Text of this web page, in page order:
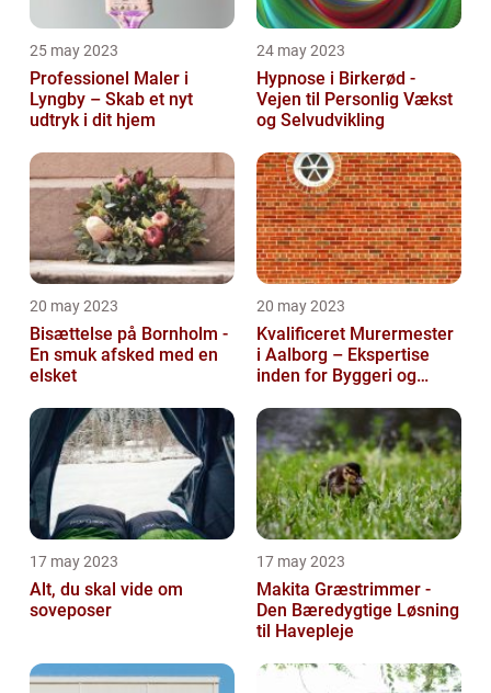
25 may 2023
Professionel Maler i
Lyngby – Skab et nyt
udtryk i dit hjem
24 may 2023
Hypnose i Birkerød -
Vejen til Personlig Vækst
og Selvudvikling
20 may 2023
Bisættelse på Bornholm -
En smuk afsked med en
elsket
20 may 2023
Kvalificeret Murermester
i Aalborg – Ekspertise
inden for Byggeri og
17 may 2023
Alt, du skal vide om
soveposer
17 may 2023
Makita Græstrimmer -
Den Bæredygtige Løsning
til Havepleje